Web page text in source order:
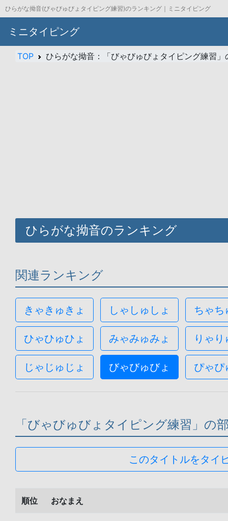
ひらがな拗音(びゃびゅびょタイピング練習)のランキング｜ミニタイピング
ミニタイピング
TOP ひらがな拗音：「びゃびゅびょタイピング練習」
ひらがな拗音のランキング
関連ランキング
きゃきゅきょ しゃしゅしょ ちゃち
ひゃひゅひょ みゃみゅみょ りゃ
じゃじゅじょ びゃびゅびょ ぴゃぴ
「びゃびゅびょタイピング練習」の
このタイトルをタイ
順位 おなまえ